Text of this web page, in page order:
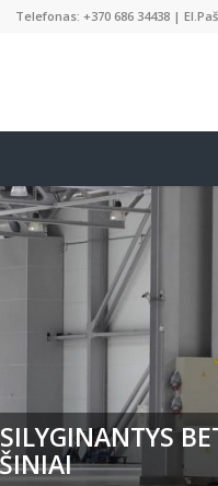
Telefonas: +370 686 34438 |